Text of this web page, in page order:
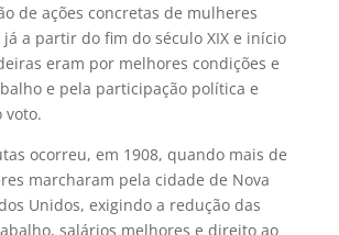
de ações concretas de mulheres
a partir do fim do século XIX e início
eram por melhores condições e
e pela participação política e
voto.
ocorreu, em 1908, quando mais de
marcharam pela cidade de Nova
Unidos, exigindo a redução das
salários melhores e direito ao